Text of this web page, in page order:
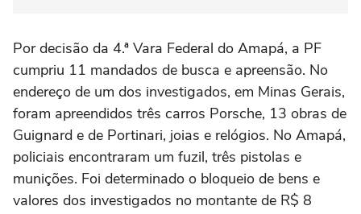
Por decisão da 4.ª Vara Federal do Amapá, a PF
cumpriu 11 mandados de busca e apreensão. No
endereço de um dos investigados, em Minas Gerais,
foram apreendidos três carros Porsche, 13 obras de
Guignard e de Portinari, joias e relógios. No Amapá,
policiais encontraram um fuzil, três pistolas e
munições. Foi determinado o bloqueio de bens e
valores dos investigados no montante de R$ 8